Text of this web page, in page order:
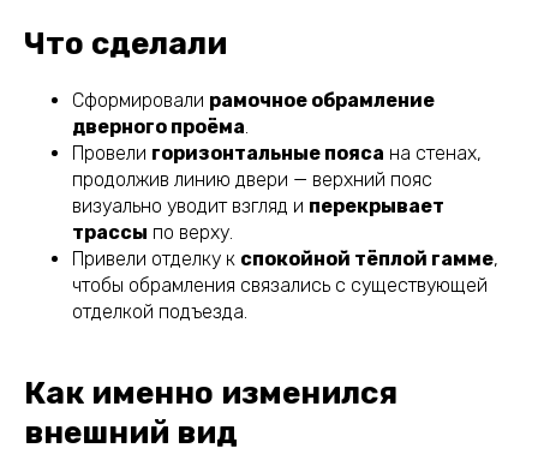
Что сделали
Сформировали рамочное обрамление
дверного проёма.
Провели горизонтальные пояса на стенах,
продолжив линию двери — верхний пояс
визуально уводит взгляд и перекрывает
трассы по верху.
Привели отделку к спокойной тёплой гамме,
чтобы обрамления связались с существующей
отделкой подъезда.
Как именно изменился
внешний вид